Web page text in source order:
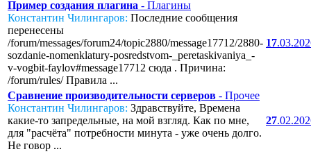
Пример создания плагина - Плагины
Константин Чилингаров: Последние сообщения
перенесены
/forum/messages/forum24/topic2880/message17712/2880-
sozdanie-nomenklatury-posredstvom-_peretaskivaniya_-
v-vogbit-faylov#message17712 сюда . Причина:
/forum/rules/ Правила ...
17
Сравнение производительности серверов - Прочее
Константин Чилингаров: Здравствуйте, Времена
какие-то запредельные, на мой взгляд. Как по мне,
для "расчёта" потребности минута - уже очень долго.
Не говор ...
27